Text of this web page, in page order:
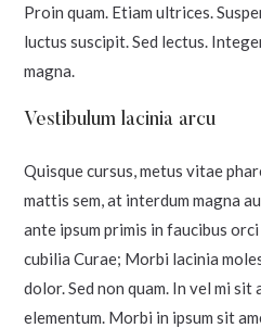
Proin quam. Etiam ultrices.
luctus suscipit. Sed lectus.
magna.
Vestibulum lacinia arcu
Quisque cursus, metus vitae
mattis sem, at interdum magna
ante ipsum primis in faucibus
cubilia Curae; Morbi lacinia
dolor. Sed non quam. In vel mi sit
elementum. Morbi in ipsum sit